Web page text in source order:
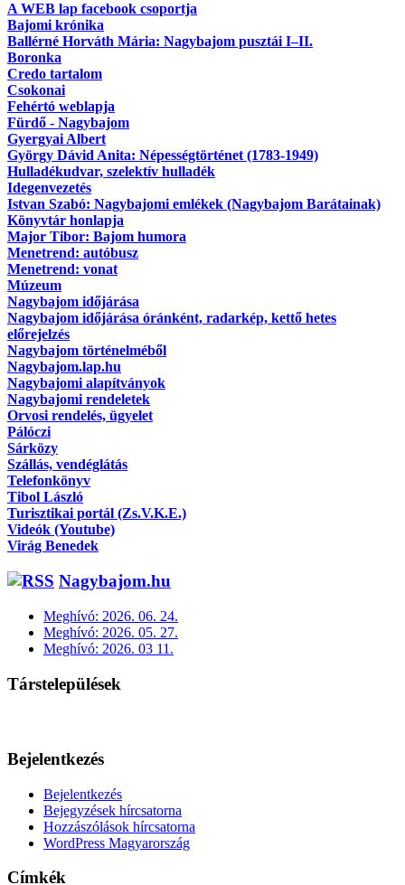
A WEB lap facebook csoportja
Bajomi krónika
Ballérné Horváth Mária: Nagybajom pusztái I–II.
Boronka
Credo tartalom
Csokonai
Fehértó weblapja
Fürdő - Nagybajom
Gyergyai Albert
György Dávid Anita: Népességtörténet (1783-1949)
Hulladékudvar, szelektív hulladék
Idegenvezetés
Istvan Szabó: Nagybajomi emlékek (Nagybajom Barátainak)
Könyvtár honlapja
Major Tibor: Bajom humora
Menetrend: autóbusz
Menetrend: vonat
Múzeum
Nagybajom időjárása
Nagybajom időjárása óránként, radarkép, kettő hetes
előrejelzés
Nagybajom történelméből
Nagybajom.lap.hu
Nagybajomi alapítványok
Nagybajomi rendeletek
Orvosi rendelés, ügyelet
Pálóczi
Sárközy
Szállás, vendéglátás
Telefonkönyv
Tibol László
Turisztikai portál (Zs.V.K.E.)
Videók (Youtube)
Virág Benedek
Nagybajom.hu
Meghívó: 2026. 06. 24.
Meghívó: 2026. 05. 27.
Meghívó: 2026. 03 11.
Társtelepülések
Bejelentkezés
Bejelentkezés
Bejegyzések hírcsatorna
Hozzászólások hírcsatorna
WordPress Magyarország
Címkék